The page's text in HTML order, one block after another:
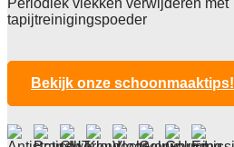
Poolhoogte
6,5 mm
Totale hoogte
10 mm
Ja
Periodiek vlekken verwijderen met
tapijtreinigingspoeder
Bekijk onze schoonmaaktips!